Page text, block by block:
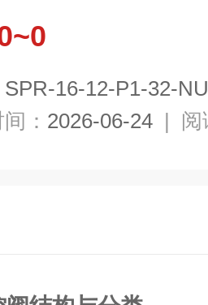
SPR-16-12-P1-32-
： 2026-06-24 | 阅